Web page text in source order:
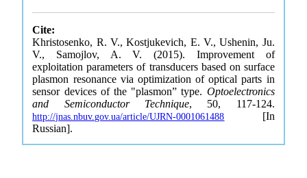
Cite:
Khristosenko, R. V., Kostjukevich, E. V., Ushenin, Ju.
V., Samojlov, A. V. (2015). Improvement of
exploitation parameters of transducers based on surface
plasmon resonance via optimization of optical parts in
sensor devices of the "plasmon” type. Optoelectronics
and Semiconductor Technique, 50, 117-124.
http://jnas.nbuv.gov.ua/article/UJRN-0001061488 [In
Russian].